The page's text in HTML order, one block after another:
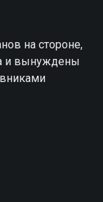
на стороне,
и вынуждены